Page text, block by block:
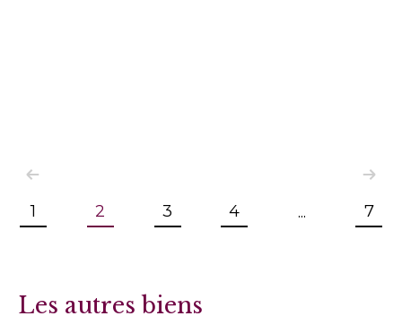
1 2 3 4 ... 7
Les autres biens